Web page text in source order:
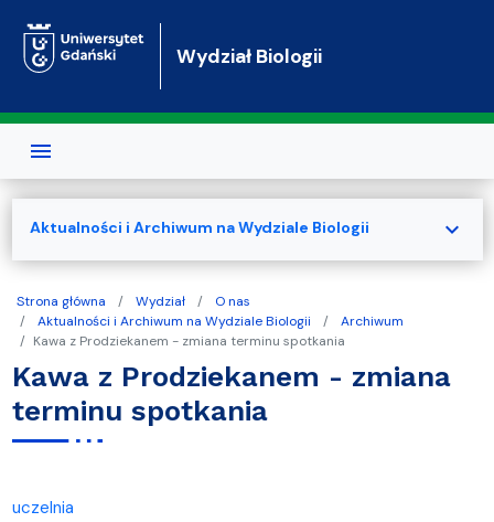
Wydział Biologii
Strona główna Wydział
O nas
Aktualności i Archiwum na Wydziale Biologii
Archiwum
Kawa z Prodziekanem - zmiana terminu spotkania
Kawa z Prodziekanem - zmiana
terminu spotkania
uczelnia
Aktualności i Archiwum na Wydziale Biologii expand_more